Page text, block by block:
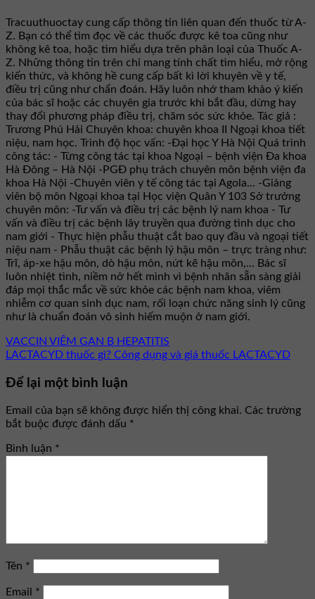
Tracuuthuoctay cung cấp thông tin liên quan đến thuốc từ A-
Z. Bạn có thể tìm đọc về các thuốc được kê toa cũng như
không kê toa, hoặc tìm hiểu dựa trên phân loại của Thuốc A-
Z. Những thông tin trên chỉ mang tính chất tìm hiểu, mở rộng
kiến thức, và không hề cung cấp bất kì lời khuyên về y tế,
điều trị cũng như chẩn đoán. Hãy luôn nhớ tham khảo ý kiến
của bác sĩ hoặc các chuyên gia trước khi bắt đầu, dừng hay
thay đổi phương pháp điều trị, chăm sóc sức khỏe. Tác giả :
Trương Phú Hải Chuyên khoa: chuyên khoa II Ngoại khoa tiết
niệu, nam học. Trình độ học vấn: -Đại học Y Hà Nội Quá trình
công tác: - Từng công tác tại khoa Ngoại – bệnh viện Đa khoa
Hà Đông – Hà Nội -PGĐ phụ trách chuyên môn bệnh viện đa
khoa Hà Nội -Chuyên viên y tế công tác tại Agola... -Giảng
viên bộ môn Ngoại khoa tại Học viện Quân Y 103 Sở trưởng
chuyên môn: -Tư vấn và điều trị các bệnh lý nam khoa - Tư
vấn và điều trị các bệnh lây truyền qua đường tình dục cho
nam giới - Thực hiện phẫu thuật cắt bao quy đầu và ngoại tiết
niệu nam - Phẫu thuật các bệnh lý hậu môn – trực tràng như:
Trĩ, áp-xe hậu môn, dò hậu môn, nứt kẽ hậu môn,... Bác sĩ
luôn nhiệt tình, niềm nở hết mình vì bệnh nhân sẵn sàng giải
đáp mọi thắc mắc về sức khỏe các bệnh nam khoa, viêm
nhiễm cơ quan sinh dục nam, rối loạn chức năng sinh lý cũng
như là chuẩn đoán vô sinh hiếm muộn ở nam giới.
VACCIN VIÊM GAN B HEPATITIS
LACTACYD thuốc gì? Công dụng và giá thuốc LACTACYD
Để lại một bình luận
Email của bạn sẽ không được hiển thị công khai. Các trường
bắt buộc được đánh dấu *
Bình luận *
Tên *
Email *